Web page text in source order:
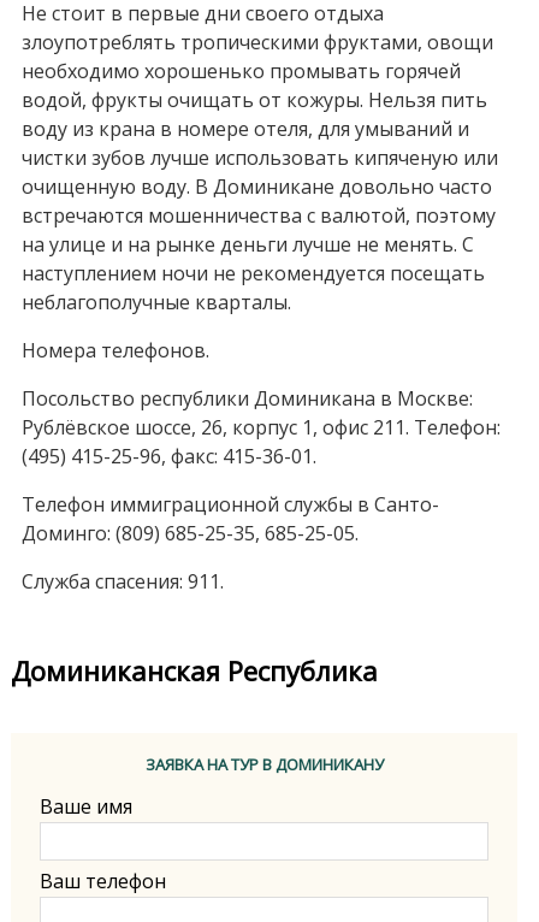
Не стоит в первые дни своего отдыха
злоупотреблять тропическими фруктами, овощи
необходимо хорошенько промывать горячей
водой, фрукты очищать от кожуры. Нельзя пить
воду из крана в номере отеля, для умываний и
чистки зубов лучше использовать кипяченую или
очищенную воду. В Доминикане довольно часто
встречаются мошенничества с валютой, поэтому
на улице и на рынке деньги лучше не менять. С
наступлением ночи не рекомендуется посещать
неблагополучные кварталы.
Номера телефонов.
Посольство республики Доминикана в Москве:
Рублёвское шоссе, 26, корпус 1, офис 211. Телефон:
(495) 415-25-96, факс: 415-36-01.
Телефон иммиграционной службы в Санто-
Доминго: (809) 685-25-35, 685-25-05.
Служба спасения: 911.
Доминиканская Республика
ЗАЯВКА НА ТУР В ДОМИНИКАНУ
Ваше имя
Ваш телефон